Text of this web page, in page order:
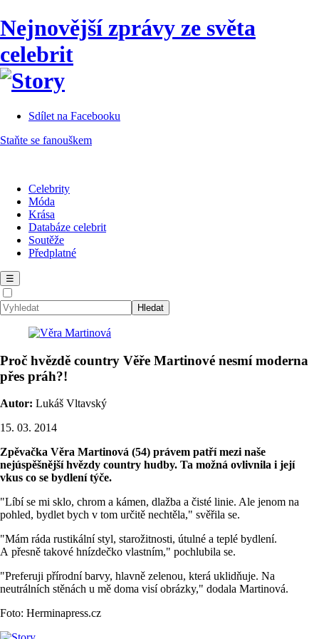
Nejnovější zprávy ze světa
celebrit
Sdílet na Facebooku
Staňte se fanouškem
Celebrity
Móda
Krása
Databáze celebrit
Soutěže
Předplatné
☰
Proč hvězdě country Věře Martinové nesmí moderna
přes práh?!
Autor: Lukáš Vltavský
15. 03. 2014
Zpěvačka Věra Martinová (54) právem patří mezi naše
nejúspěšnější hvězdy country hudby. Ta možná ovlivnila i její
vkus co se bydlení týče.
"Líbí se mi sklo, chrom a kámen, dlažba a čisté linie. Ale jenom na
pohled, bydlet bych v tom určitě nechtěla," svěřila se.
"Mám ráda rustikální styl, starožitnosti, útulné a teplé bydlení.
A přesně takové hnízdečko vlastním," pochlubila se.
"Preferuji přírodní barvy, hlavně zelenou, která uklidňuje. Na
neutrálních stěnách u mě doma visí obrázky," dodala Martinová.
Foto: Herminapress.cz